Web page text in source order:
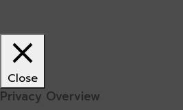
Close
Privacy Overview